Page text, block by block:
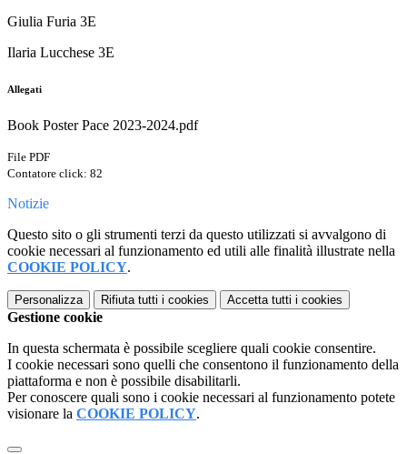
Giulia Furia 3E
Ilaria Lucchese 3E
Allegati
Book Poster Pace 2023-2024.pdf
File PDF
Contatore click: 82
Notizie
Questo sito o gli strumenti terzi da questo utilizzati si avvalgono di
cookie necessari al funzionamento ed utili alle finalità illustrate nella
COOKIE POLICY.
Personalizza Rifiuta tutti i cookies Accetta tutti i cookies
Gestione cookie
In questa schermata è possibile scegliere quali cookie consentire.
I cookie necessari sono quelli che consentono il funzionamento della
piattaforma e non è possibile disabilitarli.
Per conoscere quali sono i cookie necessari al funzionamento potete
visionare la COOKIE POLICY.